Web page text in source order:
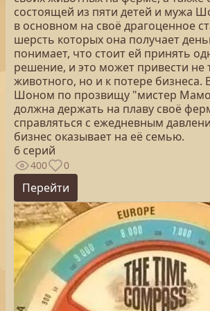
состоящей из пяти детей и мужа
в основном на своё драгоценное
шерсть которых она получает
понимает, что стоит ей принять
решение, и это может привести не
животного, но и к потере бизнеса.
Шоном по прозвищу "мистер
должна держать на плаву своё
справляться с ежедневным
бизнес оказывает на её семью.
6 серий
400 0
Перейти